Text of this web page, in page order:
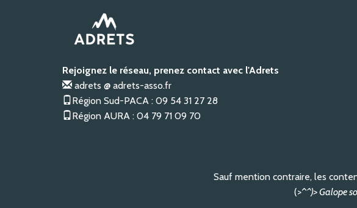
Rejoignez le réseau, prenez contact avec l'Adrets
adrets @ adrets-asso.fr
Région Sud-PACA : 09 54 31 27 28
Région AURA : 04 79 71 09 70
Sauf mention contraire, les
(>^^)> Galope